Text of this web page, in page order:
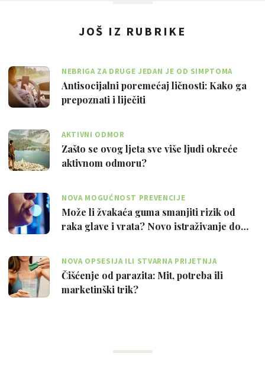
JOŠ IZ RUBRIKE
NEBRIGA ZA DRUGE JEDAN JE OD SIMPTOMA
Antisocijalni poremećaj ličnosti: Kako ga
prepoznati i liječiti
AKTIVNI ODMOR
Zašto se ovog ljeta sve više ljudi okreće
aktivnom odmoru?
NOVA MOGUĆNOST PREVENCIJE
Može li žvakaća guma smanjiti rizik od
raka glave i vrata? Novo istraživanje do…
NOVA OPSESIJA ILI STVARNA PRIJETNJA
Čišćenje od parazita: Mit, potreba ili
marketinški trik?